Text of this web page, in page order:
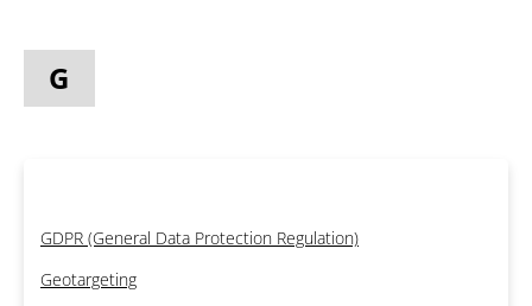
G
GDPR (General Data Protection Regulation)
Geotargeting